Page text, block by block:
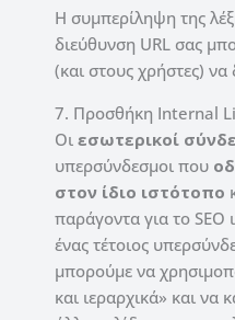
Η συμπερίληψη της
διεύθυνση URL σας
(και στους χρήστες) να
7. Προσθήκη Internal
Οι εσωτερικοί
υπερσύνδεσμοι που
στον ίδιο ιστότοπο
παράγοντα για το SEO
ένας τέτοιος
μπορούμε να
και ιεραρχικά» και να